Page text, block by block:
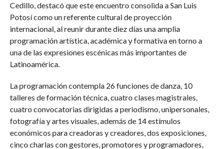
Cedillo, destacó que este encuentro consolida a San Luis
Potosí como un referente cultural de proyección
internacional, al reunir durante diez días una amplia
programación artística, académica y formativa en torno a
una de las expresiones escénicas más importantes de
Latinoamérica.
La programación contempla 26 funciones de danza, 10
talleres de formación técnica, cuatro clases magistrales,
cuatro convocatorias dirigidas a periodismo, unipersonales,
fotografía y artes visuales, además de 14 estímulos
económicos para creadoras y creadores, dos exposiciones,
cinco charlas con gestores, promotores y programadores,